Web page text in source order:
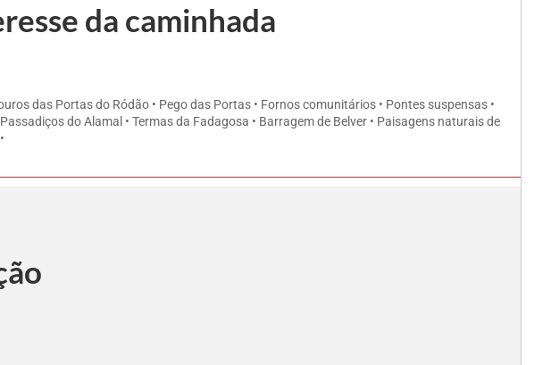
da caminhada
das Portas do Ródão • Pego das Portas • Fornos comunitários • Pontes suspensas •
do Alamal • Termas da Fadagosa • Barragem de Belver • Paisagens naturais de